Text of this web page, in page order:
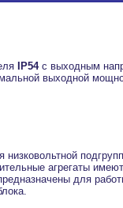
IP54с выходным
выходной
агрегаты
для